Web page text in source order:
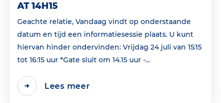
AT 14H15
Geachte relatie, Vandaag vindt op onderstaande
datum en tijd een informatiesessie plaats. U kunt
hiervan hinder ondervinden: Vrijdag 24 juli van 15:15
tot 16:15 uur *Gate sluit om 14.15 uur -...
Lees meer